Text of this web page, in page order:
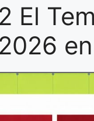
El